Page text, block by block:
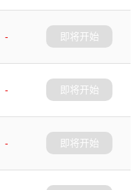
-
即将开始
-
即将开始
-
即将开始